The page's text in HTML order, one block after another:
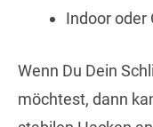
Indoor oder
Wenn Du Dein
möchtest, dann